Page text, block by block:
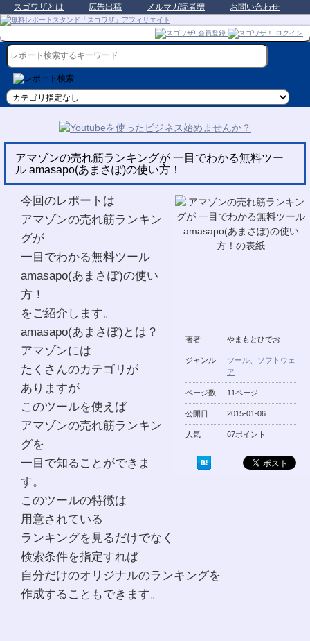
スゴワザとは 広告出稿 メルマガ読者増 お問い合わせ
アマゾンの売れ筋ランキングが 一目でわかる無料ツー
ル amasapo(あまさぽ)の使い方！
著者 やまもとひでお
ジャンル
ツール、ソフトウェ
ア
ページ数 11ページ
公開日 2015-01-06
人気 67ポイント
今回のレポートは
アマゾンの売れ筋ランキン
グが
一目でわかる無料ツール
amasapo(あまさぽ)の使い
方！
をご紹介します。
amasapo(あまさぽ)とは？
アマゾンには
たくさんのカテゴリが
ありますが
このツールを使えば
アマゾンの売れ筋ランキン
グを
一目で知ることができま
す。
このツールの特徴は
用意されている
ランキングを見るだけでなく
検索条件を指定すれば
自分だけのオリジナルのランキングを
作成することもできます。